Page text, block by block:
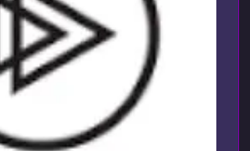
Server Sink Entries